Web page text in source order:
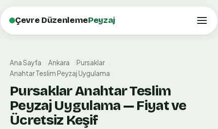
Çevre DüzenlemePeyzaj
Ana Sayfa Ankara
Pursaklar
Anahtar Teslim Peyzaj Uygulama
Pursaklar Anahtar Teslim
Peyzaj Uygulama — Fiyat ve
Ücretsiz Keşif